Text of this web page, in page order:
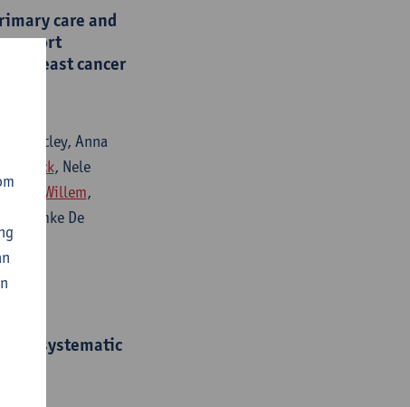
care and
breast cancer
Catley, Anna
Dijck, Nele
Willem,
, Femke De
: a systematic